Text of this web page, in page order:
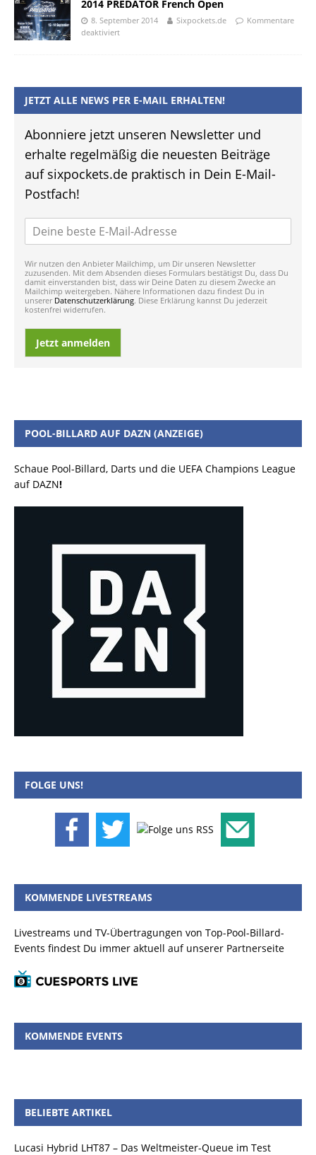
2014 PREDATOR French Open
8. September 2014 Sixpockets.de
Kommentare
deaktiviert
JETZT ALLE NEWS PER E-MAIL ERHALTEN!
Abonniere jetzt unseren Newsletter und
erhalte regelmäßig die neuesten Beiträge
auf sixpockets.de praktisch in Dein E-Mail-
Postfach!
Wir nutzen den Anbieter Mailchimp, um Dir unseren Newsletter
zuzusenden. Mit dem Absenden dieses Formulars bestätigst Du, dass Du
damit einverstanden bist, dass wir Deine Daten zu diesem Zwecke an
Mailchimp weitergeben. Nähere Informationen dazu findest Du in
unserer Datenschutzerklärung. Diese Erklärung kannst Du jederzeit
kostenfrei widerrufen.
Jetzt anmelden
POOL-BILLARD AUF DAZN (ANZEIGE)
Schaue Pool-Billard, Darts und die UEFA Champions League
auf DAZN!
FOLGE UNS!
KOMMENDE LIVESTREAMS
Livestreams und TV-Übertragungen von Top-Pool-Billard-
Events findest Du immer aktuell auf unserer Partnerseite
KOMMENDE EVENTS
BELIEBTE ARTIKEL
Lucasi Hybrid LHT87 – Das Weltmeister-Queue im Test